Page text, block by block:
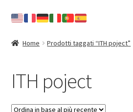
Contattami
NEWSLETTER
Home Prodotti taggati “ITH poject”
ITH poject